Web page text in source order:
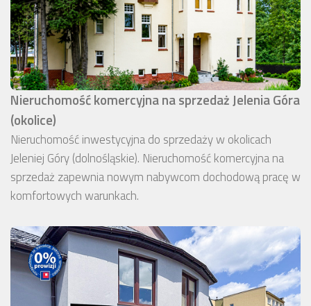
Nieruchomość komercyjna na sprzedaż Jelenia Góra
(okolice)
Nieruchomość inwestycyjna do sprzedaży w okolicach
Jeleniej Góry (dolnośląskie). Nieruchomość komercyjna na
sprzedaż zapewnia nowym nabywcom dochodową pracę w
komfortowych warunkach.